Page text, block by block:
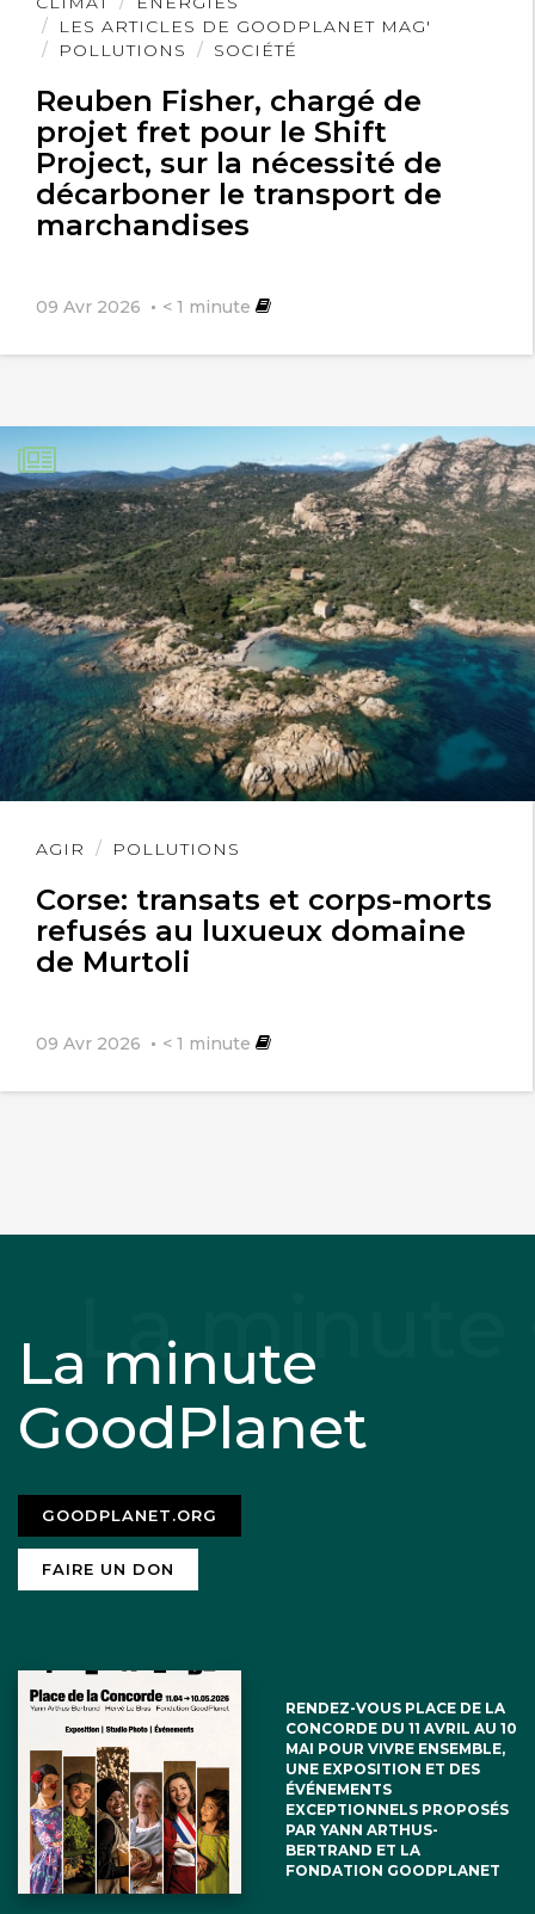
LES ARTICLES DE GOODPLANET MAG'
POLLUTIONS
SOCIÉTÉ
Reuben Fisher, chargé de
projet fret pour le Shift
Project, sur la nécessité de
décarboner le transport de
marchandises
09 Avr 2026 < 1 minute
l'article
AGIR POLLUTIONS
Corse: transats et corps-morts
refusés au luxueux domaine
de Murtoli
09 Avr 2026 < 1 minute
Lire
La minute
GoodPlanet
GOODPLANET.ORG
FAIRE UN DON
RENDEZ-VOUS PLACE DE LA
CONCORDE DU 11 AVRIL AU 10
MAI POUR VIVRE ENSEMBLE,
UNE EXPOSITION ET DES
ÉVÉNEMENTS
EXCEPTIONNELS PROPOSÉS
PAR YANN ARTHUS-
BERTRAND ET LA
FONDATION GOODPLANET